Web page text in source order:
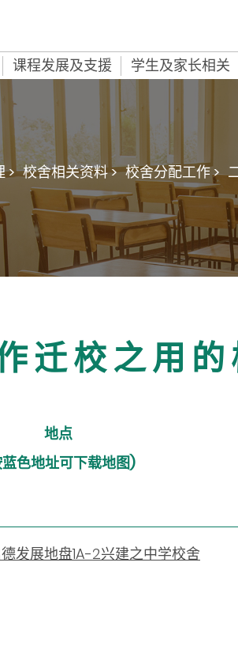
课程发展及支援 学生及家长相关
> 校舍相关资料 > 校舍分配工作 >
迁 校 之 用 的
地点
色地址可下载地图)
发展地盘1A-2兴建之中学校舍